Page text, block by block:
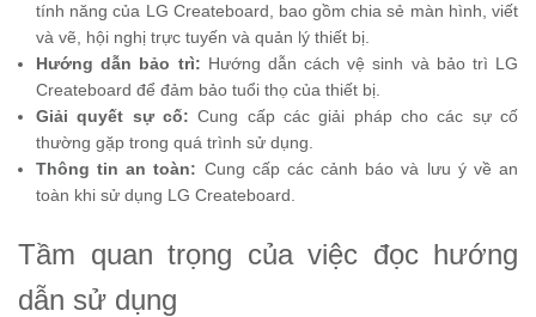
tính năng của LG Createboard, bao gồm chia sẻ màn hình, viết
và vẽ, hội nghị trực tuyến và quản lý thiết bị.
Hướng dẫn bảo trì: Hướng dẫn cách vệ sinh và bảo trì LG
Createboard để đảm bảo tuổi thọ của thiết bị.
Giải quyết sự cố: Cung cấp các giải pháp cho các sự cố
thường gặp trong quá trình sử dụng.
Thông tin an toàn: Cung cấp các cảnh báo và lưu ý về an
toàn khi sử dụng LG Createboard.
Tầm quan trọng của việc đọc hướng
dẫn sử dụng